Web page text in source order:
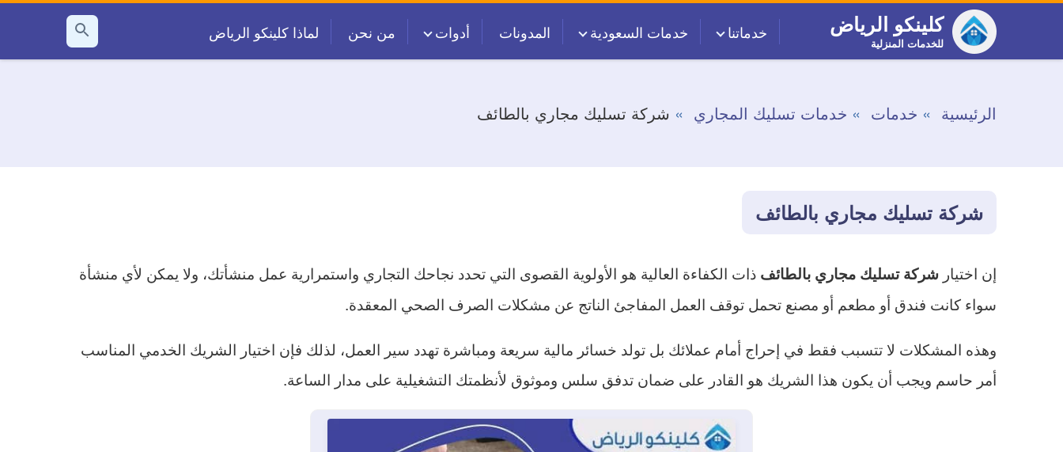
كلينكو الرياض
للخدمات المنزلية
خدماتنا خدمات السعودية المدونات أدوات من نحن لماذا كلينكو الرياض
بحث
عن
الرئيسية خدمات خدمات تسليك المجاري شركة تسليك مجاري بالطائف
شركة تسليك مجاري بالطائف
إن اختيار شركة تسليك مجاري بالطائف ذات الكفاءة العالية هو الأولوية القصوى التي تحدد نجاحك التجاري واستمرارية عمل منشأتك، ولا يمكن لأي منشأة
سواء كانت فندق أو مطعم أو مصنع تحمل توقف العمل المفاجئ الناتج عن مشكلات الصرف الصحي المعقدة.
وهذه المشكلات لا تتسبب فقط في إحراج أمام عملائك بل تولد خسائر مالية سريعة ومباشرة تهدد سير العمل، لذلك فإن اختيار الشريك الخدمي المناسب
أمر حاسم ويجب أن يكون هذا الشريك هو القادر على ضمان تدفق سلس وموثوق لأنظمتك التشغيلية على مدار الساعة.